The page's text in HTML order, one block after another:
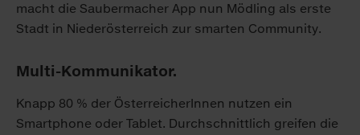
macht die Saubermacher App nun Mödling als erste
Stadt in Niederösterreich zur smarten Community.
Multi-Kommunikator.
Knapp 80 % der ÖsterreicherInnen nutzen ein
Smartphone oder Tablet. Durchschnittlich greifen die